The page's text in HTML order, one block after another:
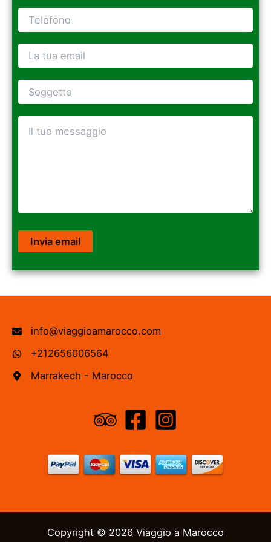
info@viaggioamarocco.com
+212656006564
Marrakech - Marocco
Copyright © 2026 Viaggio a Marocco